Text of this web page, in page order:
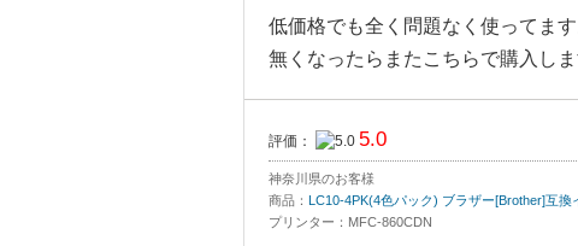
低価格でも全く問題なく使ってま
無くなったらまたこちらで購入しま
評価： 5.0
神奈川県のお客様
商品： LC10-4PK(4色パック) ブラザー[Brother]互換
プリンター：MFC-860CDN